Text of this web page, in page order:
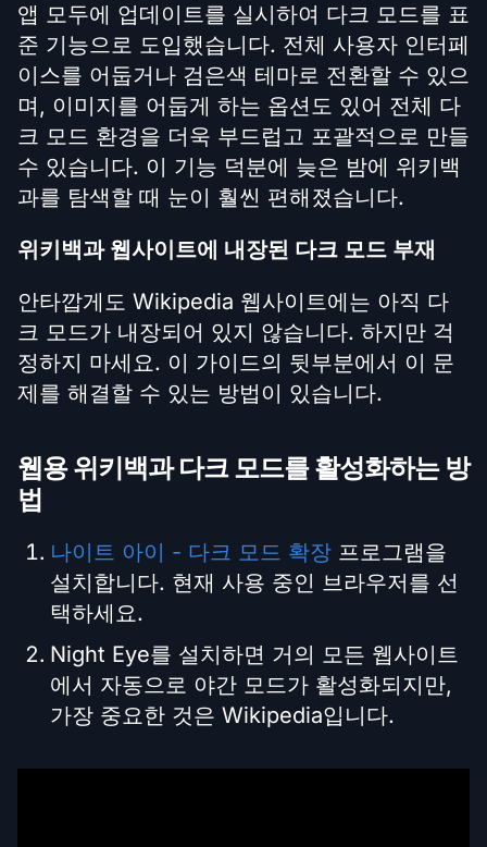
앱 모두에 업데이트를 실시하여 다크 모드를 표
준 기능으로 도입했습니다. 전체 사용자 인터페
이스를 어둡거나 검은색 테마로 전환할 수 있으
며, 이미지를 어둡게 하는 옵션도 있어 전체 다
크 모드 환경을 더욱 부드럽고 포괄적으로 만들
수 있습니다. 이 기능 덕분에 늦은 밤에 위키백
과를 탐색할 때 눈이 훨씬 편해졌습니다.
위키백과 웹사이트에 내장된 다크 모드 부재
안타깝게도 Wikipedia 웹사이트에는 아직 다
크 모드가 내장되어 있지 않습니다. 하지만 걱
정하지 마세요. 이 가이드의 뒷부분에서 이 문
제를 해결할 수 있는 방법이 있습니다.
웹용 위키백과 다크 모드를 활성화하는 방
법
나이트 아이 - 다크 모드 확장 프로그램을
설치합니다. 현재 사용 중인 브라우저를 선
택하세요.
Night Eye를 설치하면 거의 모든 웹사이트
에서 자동으로 야간 모드가 활성화되지만,
가장 중요한 것은 Wikipedia입니다.